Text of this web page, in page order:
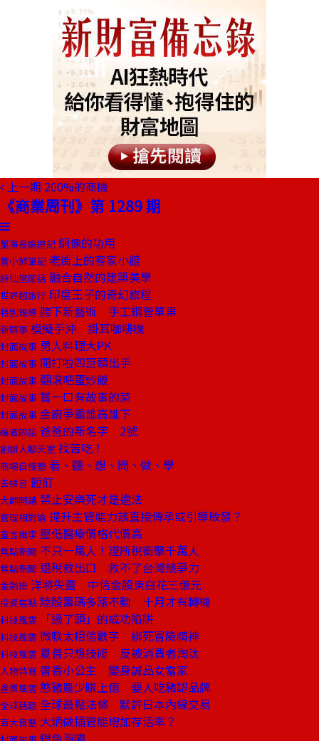
上一期 200%的商機
《商業周刊》第 1289 期
董事長嬉遊記 銅像的功用
嘗小鮮筆記 老街上的客家小館
詩仙堂閒話 融合自然的建築美學
世界超旅行 印度王子的奇幻旅程
特別報導 胯下新藝術 手工鋼管單車
新鮮事 模擬手沖 掛耳咖啡機
封面故事 男人料理大PK
封面故事 開打啦四巨頭出手
封面故事 翻滾吧蛋炒飯
封面故事 嘗一口有故事的菜
封面故事 金廚爭霸誰高誰下
編者的話 爸爸的新名字 2號
創辦人聊天室 找苦吃！
商場自慢塾 看、聽、想、問、做、學
去梯言 餖飣
大師開講 禁止安樂死才是違法
管理相對論 提升主管能力該直接傳承或引導啟發？
童言識李 壓低醫療價格代價高
焦點新聞 不只一萬人！證所稅衝擊千萬人
焦點新聞 退稅救出口 救不了台灣競爭力
金融街 洋將失靈 中信金股東白花三億元
投資焦點 陸股籌碼多漲不動 十月才有轉機
科技風雲 「過了頭」的成功陷阱
科技風雲 微軟太相信數字 綁死冒險精神
科技風雲 夏普只想技術 反被消費者淘汰
人物特寫 書香小公主 變身誠品女當家
產業風雲 憨豬農少賺上億 要人吃豬認品牌
全球話題 全球最鬆法條 默許日本內線交易
百大良醫 大炳做插管能增加存活率？